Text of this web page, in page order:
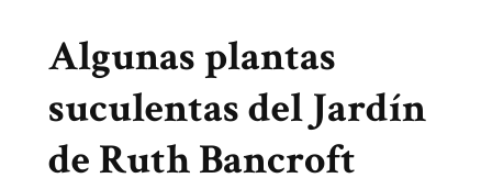
Algunas plantas
suculentas del Jardín
de Ruth Bancroft